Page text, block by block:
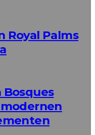
Royal Palms
Bosques